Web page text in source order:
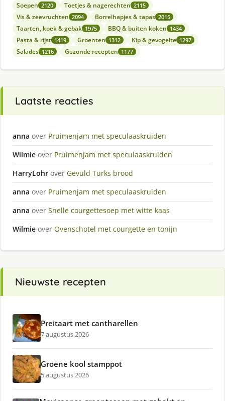
Soepen 2120 Toetjes & nagerechten 2115
Vis & zeevruchten 2094 Borrelhapjes & tapas 2015
Taarten, koek & gebak 1975 BBQ & buiten koken 1434
Pasta & rijst 1419 Groenten 1312 Kip & gevogelte 1297
Salades 1216 Gezonde recepten 1177
Laatste reacties
anna over Pruimenjam met speculaaskruiden
Wilmie over Pruimenjam met speculaaskruiden
HarryLohr over Gevuld Turks brood
anna over Pruimenjam met speculaaskruiden
anna over Snelle courgettesoep met witte kaas
Wilmie over Ovenschotel met courgette en tonijn
Nieuwste recepten
Preitaart met cantharellen
7 augustus 2026
Groene kool stamppot
5 augustus 2026